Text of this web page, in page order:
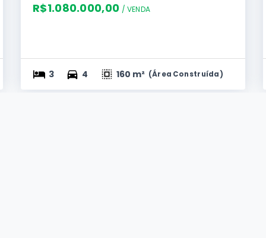
R$1.080.000,00 / VENDA
3 4 160 m² (Área Construída)